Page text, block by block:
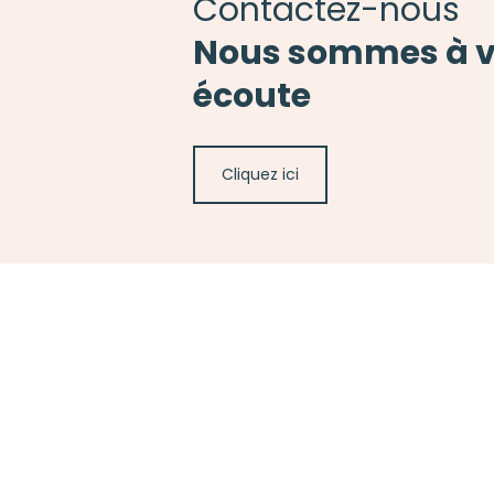
Contactez-nous
Nous sommes à
écoute
Cliquez ici